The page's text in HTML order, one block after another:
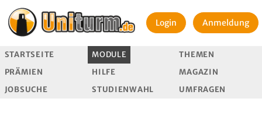
Login Anmeldung
STARTSEITE MODULE
THEMEN
PRÄMIEN
HILFE
MAGAZIN
JOBSUCHE
STUDIENWAHL UMFRAGEN